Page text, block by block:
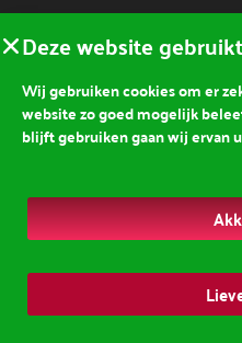
Deze website
Wij gebruiken cookies om er
website zo goed mogelijk
blijft gebruiken gaan wij ervan